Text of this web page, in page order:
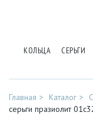
КОЛЬЦА СЕРЬГИ
Главная Каталог
серьги празиолит